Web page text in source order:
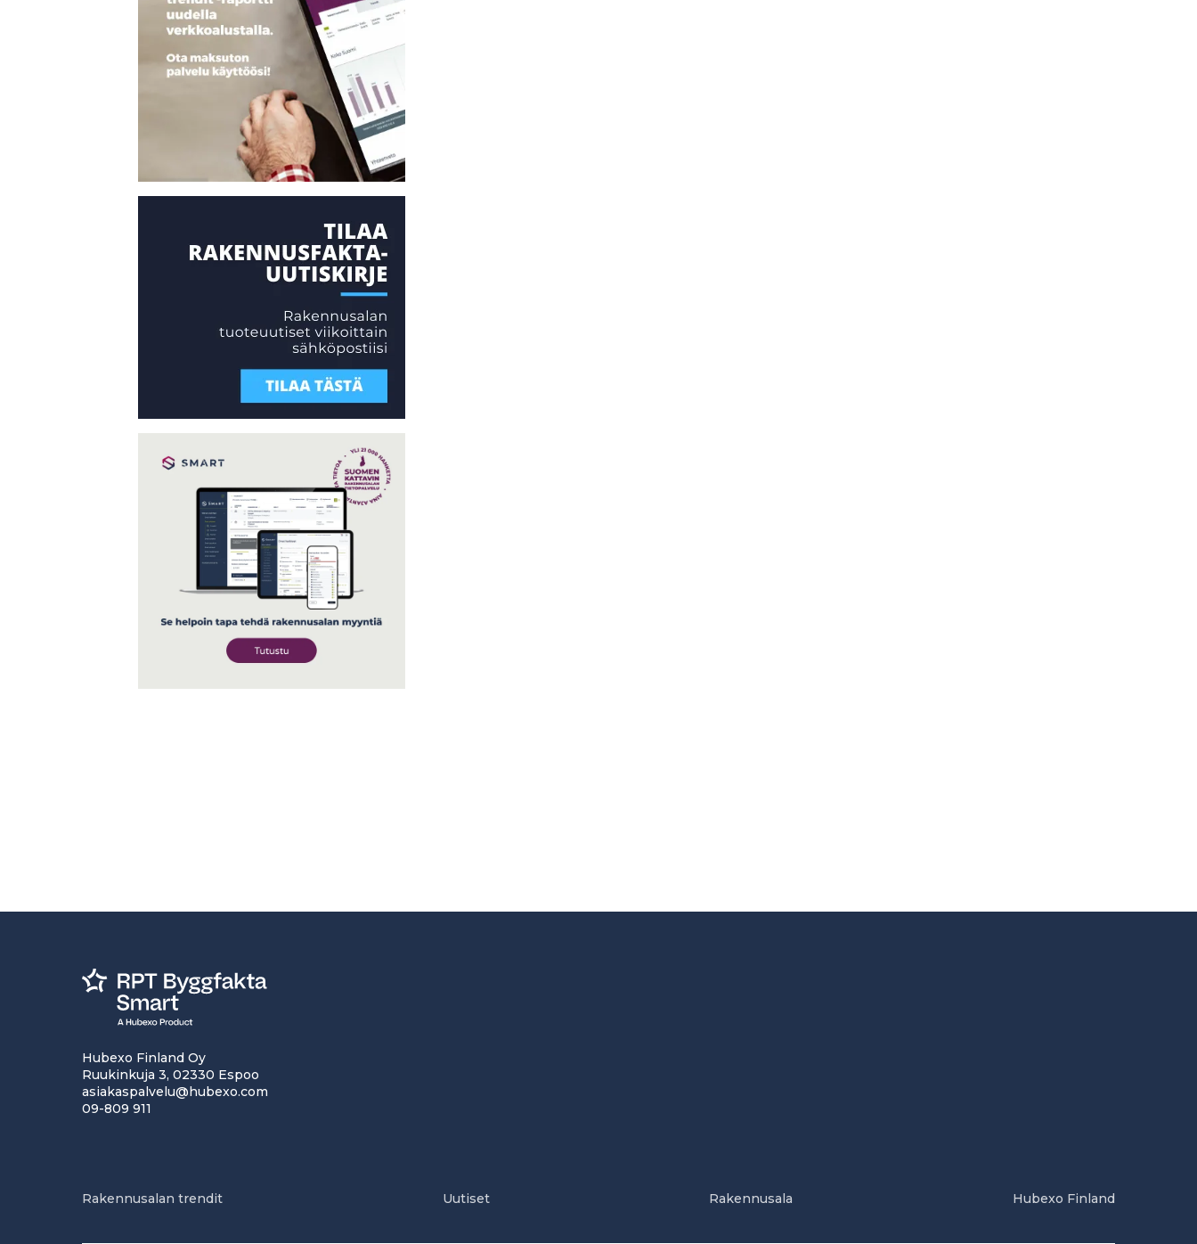
Hubexo Finland Oy
Ruukinkuja 3, 02330 Espoo
asiakaspalvelu@hubexo.com
09-809 911
Rakennusalan trendit Uutiset Rakennusala Hubexo Finland